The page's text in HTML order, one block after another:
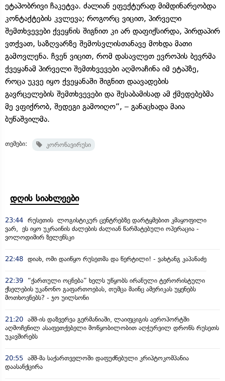
ეტაპობრივი ჩაკეტვა. ძალიან ეფექტურად მიმდინარეობდა
კონტაქტების კვლევა; როგორც ვიცით, პირველი
შემთხვევები ქვეყნის შიგნით კი არ დაფიქსირდა, პირდაპირ
ვთქვათ, საზღვარზე შემოსვლისთანავე მოხდა მათი
გამოვლენა. ჩვენ ვიცით, რომ დასავლეთ ევროპის ბევრმა
ქვეყანამ პირველი შემთხვევები აღმოაჩინა იმ ეტაპზე,
როცა უკვე იყო ქვეყანაში შიგნით დაავადების
გავრცელების შემთხვევები და შესაბამისად ამ ქმედებებმა
მე ვფიქრობ, შედეგი გამოიღო“, – განაცხადა მაია
ბუწაშვილმა.
თემები: კორონავირუსი
დღის სიახლეები
23:44 რუსეთის ლოგისტიკურ ცენტრებზე დარტყმებით კმაყოფილი
ვარ, ეს იყო უკრაინის ძალების ძალიან წარმატებული ოპერაცია -
ვოლოდიმირ ზელენსკი
22:48 დიახ, ომი დაიწყო რუსეთმა და წერტილი! - ვახტანგ კაპანაძე
22:39
“ქართული ოცნება” ხელს უწყობს ირანული ტერორისტული
ქსელების უკანონო გაფართოებას, თუმცა მაინც ამერიკას უყენებს
მოთხოვნებს? - ჯო უილსონი
21:20 აშშ-ის დაზვერვა გერმანიაში, ლაიფციგის აეროპორტში
აღმოჩენილ ასაფეთქებელი მოწყობილობით აღჭურვილ დრონს რუსეთს
უკავშირებს
20:55 აშშ-მა საქართველოში დაფუძნებული კრიპტოკომპანია
დაასანქცირა